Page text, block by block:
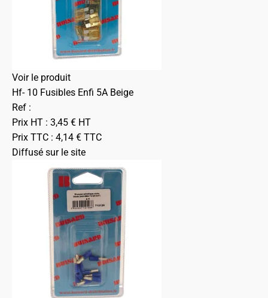
Voir le produit
Hf- 10 Fusibles Enfi 5A Beige
Ref :
Prix HT : 3,45 € HT
Prix TTC : 4,14 € TTC
Diffusé sur le site